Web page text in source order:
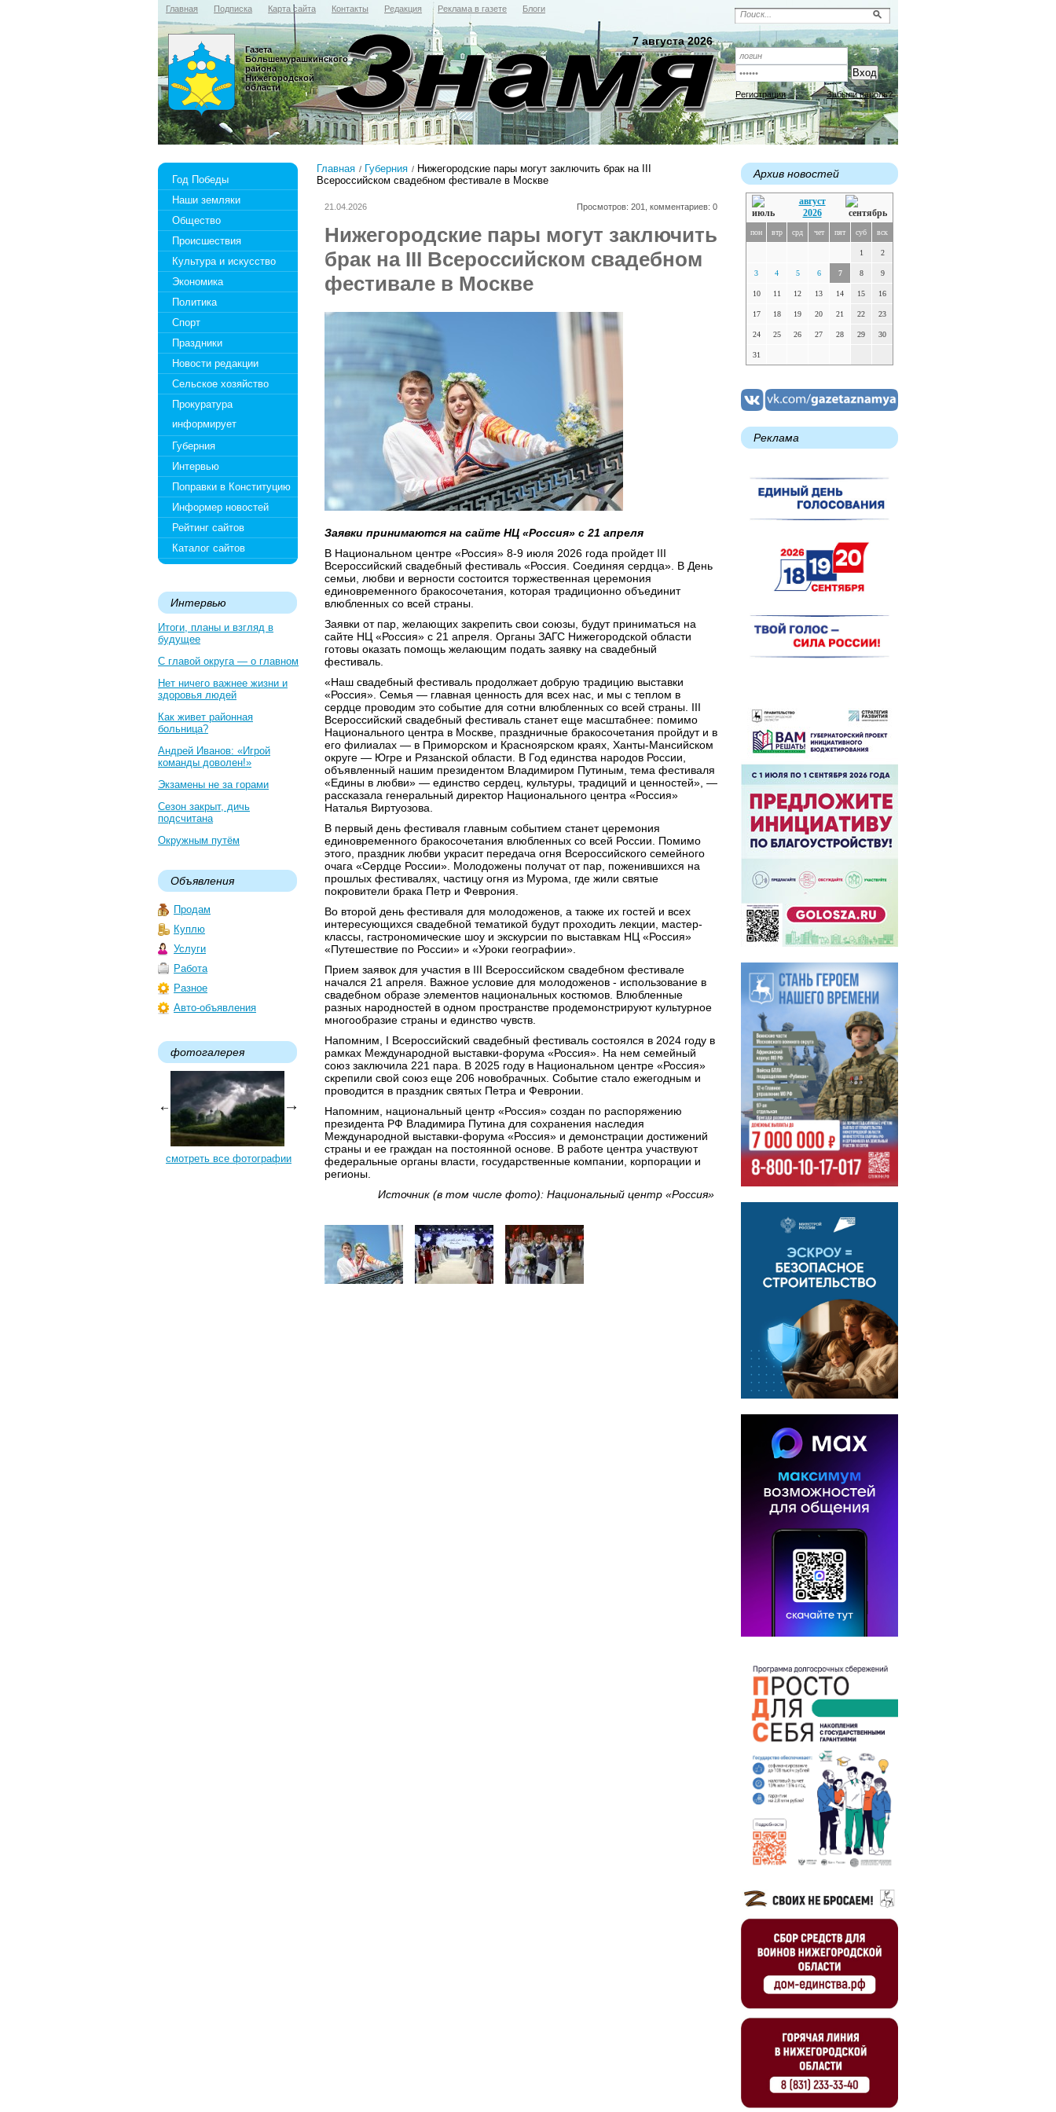
Главная Подписка Карта сайта Контакты Редакция Реклама в газете Блоги
Регистрация Забыли пароль?
7 августа 2026
Газета
Большемурашкинского
района
Нижегородской
области
Год Победы
Наши земляки
Общество
Происшествия
Культура и искусство
Экономика
Политика
Спорт
Праздники
Новости редакции
Сельское хозяйство
Прокуратура
информирует
Губерния
Интервью
Поправки в Конституцию
Информер новостей
Рейтинг сайтов
Каталог сайтов
Интервью
Итоги, планы и взгляд в
будущее
С главой округа — о главном
Нет ничего важнее жизни и
здоровья людей
Как живет районная
больница?
Андрей Иванов: «Игрой
команды доволен!»
Экзамены не за горами
Сезон закрыт, дичь
подсчитана
Окружным путём
Объявления
Продам
Куплю
Услуги
Работа
Разное
Авто-объявления
фотогалерея
смотреть все фотографии
Главная Губерния
Нижегородские пары могут заключить брак на III
Всероссийском свадебном фестивале в Москве
21.04.2026 Просмотров: 201, комментариев: 0
Нижегородские пары могут заключить
брак на III Всероссийском свадебном
фестивале в Москве
Заявки принимаются на сайте НЦ «Россия» с 21 апреля
В Национальном центре «Россия» 8-9 июля 2026 года пройдет III
Всероссийский свадебный фестиваль «Россия. Соединяя сердца». В День
семьи, любви и верности состоится торжественная церемония
единовременного бракосочетания, которая традиционно объединит
влюбленных со всей страны.
Заявки от пар, желающих закрепить свои союзы, будут приниматься на
сайте НЦ «Россия» с 21 апреля. Органы ЗАГС Нижегородской области
готовы оказать помощь желающим подать заявку на свадебный
фестиваль.
«Наш свадебный фестиваль продолжает добрую традицию выставки
«Россия». Семья — главная ценность для всех нас, и мы с теплом в
сердце проводим это событие для сотни влюбленных со всей страны. III
Всероссийский свадебный фестиваль станет еще масштабнее: помимо
Национального центра в Москве, праздничные бракосочетания пройдут и в
его филиалах — в Приморском и Красноярском краях, Ханты-Мансийском
округе — Югре и Рязанской области. В Год единства народов России,
объявленный нашим президентом Владимиром Путиным, тема фестиваля
«Едины в любви» — единство сердец, культуры, традиций и ценностей», —
рассказала генеральный директор Национального центра «Россия»
Наталья Виртуозова.
В первый день фестиваля главным событием станет церемония
единовременного бракосочетания влюбленных со всей России. Помимо
этого, праздник любви украсит передача огня Всероссийского семейного
очага «Сердце России». Молодожены получат от пар, поженившихся на
прошлых фестивалях, частицу огня из Мурома, где жили святые
покровители брака Петр и Феврония.
Во второй день фестиваля для молодоженов, а также их гостей и всех
интересующихся свадебной тематикой будут проходить лекции, мастер-
классы, гастрономические шоу и экскурсии по выставкам НЦ «Россия»
«Путешествие по России» и «Уроки географии».
Прием заявок для участия в III Всероссийском свадебном фестивале
начался 21 апреля. Важное условие для молодоженов - использование в
свадебном образе элементов национальных костюмов. Влюбленные
разных народностей в одном пространстве продемонстрируют культурное
многообразие страны и единство чувств.
Напомним, I Всероссийский свадебный фестиваль состоялся в 2024 году в
рамках Международной выставки‑форума «Россия». На нем семейный
союз заключила 221 пара. В 2025 году в Национальном центре «Россия»
скрепили свой союз еще 206 новобрачных. Событие стало ежегодным и
проводится в праздник святых Петра и Февронии.
Напомним, национальный центр «Россия» создан по распоряжению
президента РФ Владимира Путина для сохранения наследия
Международной выставки-форума «Россия» и демонстрации достижений
страны и ее граждан на постоянной основе. В работе центра участвуют
федеральные органы власти, государственные компании, корпорации и
регионы.
Источник (в том числе фото): Национальный центр «Россия»
Архив новостей
август
2026
пон втр срд чет пят суб вск
1 2
3 4 5 6 7 8 9
10 11 12 13 14 15 16
17 18 19 20 21 22 23
24 25 26 27 28 29 30
31
Реклама